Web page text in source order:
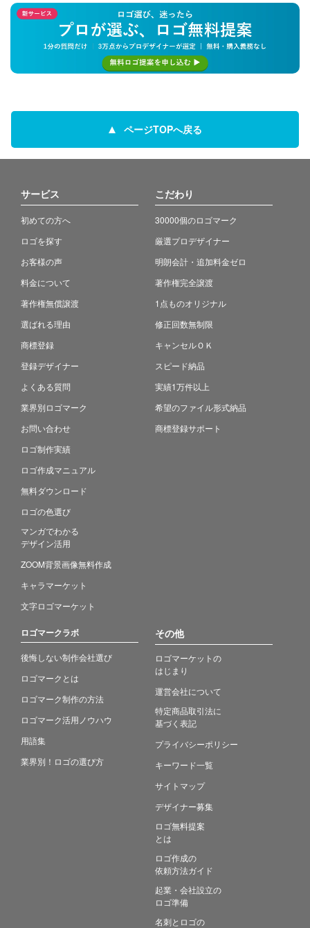
ページTOPへ戻る
サービス
初めての方へ
ロゴを探す
お客様の声
料金について
著作権無償譲渡
選ばれる理由
商標登録
登録デザイナー
よくある質問
業界別ロゴマーク
お問い合わせ
ロゴ制作実績
ロゴ作成マニュアル
無料ダウンロード
ロゴの色選び
マンガでわかる
デザイン活用
ZOOM背景画像無料作成
キャラマーケット
文字ロゴマーケット
こだわり
30000個のロゴマーク
厳選プロデザイナー
明朗会計・追加料金ゼロ
著作権完全譲渡
1点ものオリジナル
修正回数無制限
キャンセルＯＫ
スピード納品
実績1万件以上
希望のファイル形式納品
商標登録サポート
ロゴマークラボ
後悔しない制作会社選び
ロゴマークとは
ロゴマーク制作の方法
ロゴマーク活用ノウハウ
用語集
業界別！ロゴの選び方
その他
ロゴマーケットの
はじまり
運営会社について
特定商品取引法に
基づく表記
プライバシーポリシー
キーワード一覧
サイトマップ
デザイナー募集
ロゴ無料提案
とは
ロゴ作成の
依頼方法ガイド
起業・会社設立の
ロゴ準備
名刺とロゴの